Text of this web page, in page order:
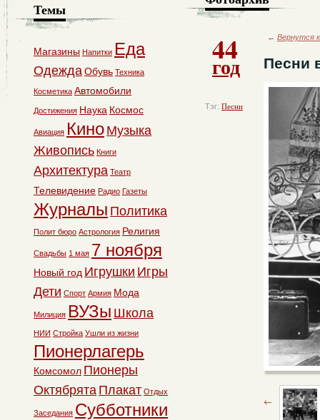
44
год
Тэг: Песни
← Вернутся
Песни
Темы
Магазины Напитки Еда
ОдеждаОбувь Техника
Косметика Автомобили
Достижения Наука Космос
Авиация Кино Музыка
Живопись Книги
Архитектура Театр
Телевидение Радио Газеты
Журналы Политика
Полит бюро Астрология Религия
Свадьбы 1 мая 7 ноября
Новый год Игрушки Игры
Дети Спорт Армия Мода
Милиция ВУЗы Школа
НИИ Стройка Ушли из жизни
Пионерлагерь
Комсомол Пионеры
Октябрята Плакат Отдых
Заседания Субботники